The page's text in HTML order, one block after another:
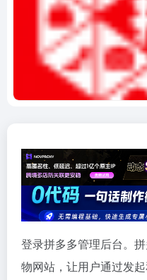
登录拼多多管理后台。
物网站，让用户通过发